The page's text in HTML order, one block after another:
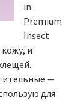
in
Premium
Insect
и
—
для